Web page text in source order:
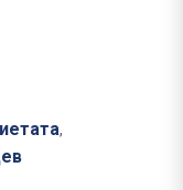
,